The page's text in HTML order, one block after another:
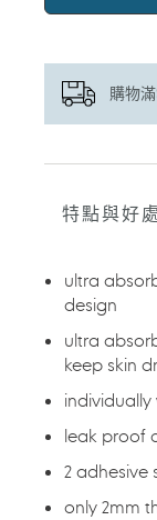
購物
正
入
購
特點與好處
ultra
design
ultra
keep skin
leak proof
2 adhesive
only 2mm